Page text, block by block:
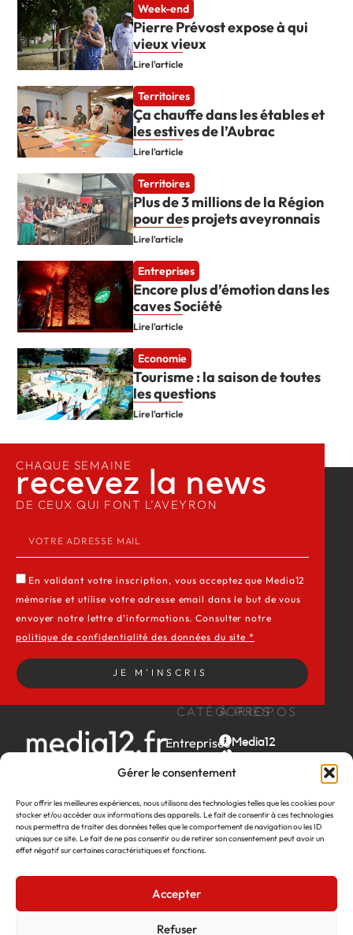
Gérer le consentement
Pour offrir les meilleures expériences, nous utilisons des technologies telles que les cookies pour
stocker et/ou accéder aux informations des appareils. Le fait de consentir à ces technologies
nous permettra de traiter des données telles que le comportement de navigation ou les ID
uniques sur ce site. Le fait de ne pas consentir ou de retirer son consentement peut avoir un
effet négatif sur certaines caractéristiques et fonctions.
Accepter
Refuser
Week-end
Pierre Prévost expose à qui
vieux vieux
Lire l'article
Territoires
Ça chauffe dans les étables et
les estives de l’Aubrac
Lire l'article
Territoires
Plus de 3 millions de la Région
pour des projets aveyronnais
Lire l'article
Entreprises
Encore plus d’émotion dans les
caves Société
Lire l'article
Economie
Tourisme : la saison de toutes
les questions
Lire l'article
CATÉGORIES
Entreprises
Territoires
Société
Week-
end
Ambition
by EDF
itw
Léa
À PROPOS
Media12
La news by
Média12
CHAQUE SEMAINE
recevez la news​
DE CEUX QUI FONT L’AVEYRON
En validant votre inscription, vous acceptez que Media12
mémorise et utilise votre adresse email dans le but de vous
envoyer notre lettre d’informations. Consulter notre
politique de confidentialité des données du site *
JE M'INSCRIS